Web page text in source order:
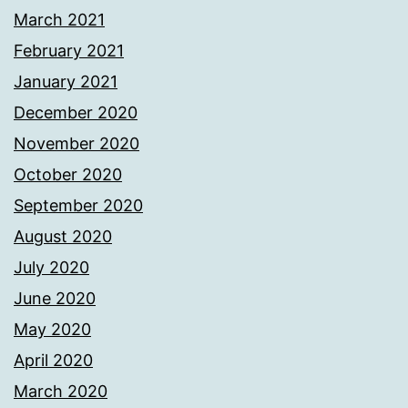
March 2021
February 2021
January 2021
December 2020
November 2020
October 2020
September 2020
August 2020
July 2020
June 2020
May 2020
April 2020
March 2020